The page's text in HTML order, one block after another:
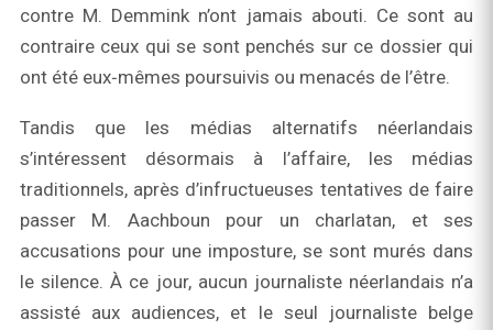
contre M. Demmink n’ont jamais abouti. Ce sont au
contraire ceux qui se sont penchés sur ce dossier qui
ont été eux‑mêmes poursuivis ou menacés de l’être.
Tandis que les médias alternatifs néerlandais
s’intéressent désormais à l’affaire, les médias
traditionnels, après d’infructueuses tentatives de faire
passer M. Aachboun pour un charlatan, et ses
accusations pour une imposture, se sont murés dans
le silence. À ce jour, aucun journaliste néerlandais n’a
assisté aux audiences, et le seul journaliste belge